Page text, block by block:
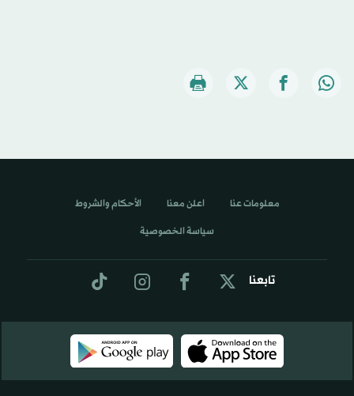
تابعنا
معلومات عنا اعلن معنا الأحكام والشروط
سياسة الخصوصية